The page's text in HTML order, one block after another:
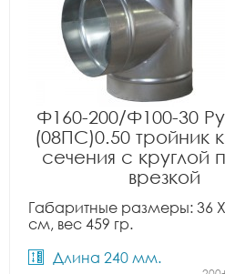
Ф160-200/Ф100-30
(08ПС)0.50 тройник
сечения с круглой
врезкой
Габаритные размеры: 36 X
см, вес 459 гр.
Длина 240 мм.